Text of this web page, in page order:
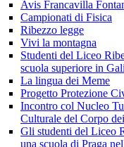
Avis Francavilla
Campionati di Fisica
Ribezzo legge
Vivi la montagna
Studenti del Liceo
scuola superiore in
La lingua dei Meme
Progetto Protezione
Incontro col Nucleo
Culturale del Corpo
Gli studenti del Liceo
una scuola di Praga